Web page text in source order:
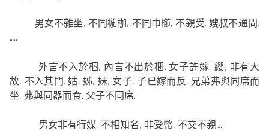
男女不雜坐, 不同椸枷, 不同巾櫛, 不親受.嫂叔不通問.
…..
外言不入於梱, 內言不出於梱 . 女子許嫁,纓, 非有大
故, 不入其門.姑, 姊, 妹, 女子,子已嫁而反, 兄弟弗與同席而
坐, 弗與同器而食. 父子不同席.
男女非有行媒, 不相知名, 非受幣, 不交不親….